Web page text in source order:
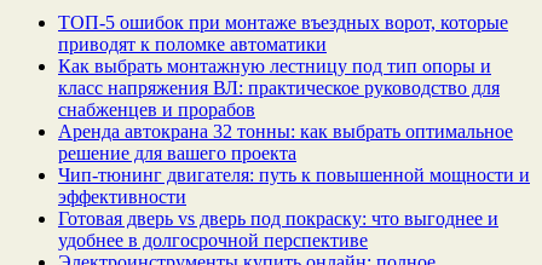
ТОП-5 ошибок при монтаже въездных ворот, которые
приводят к поломке автоматики
Как выбрать монтажную лестницу под тип опоры и
класс напряжения ВЛ: практическое руководство для
снабженцев и прорабов
Аренда автокрана 32 тонны: как выбрать оптимальное
решение для вашего проекта
Чип‑тюнинг двигателя: путь к повышенной мощности и
эффективности
Готовая дверь vs дверь под покраску: что выгоднее и
удобнее в долгосрочной перспективе